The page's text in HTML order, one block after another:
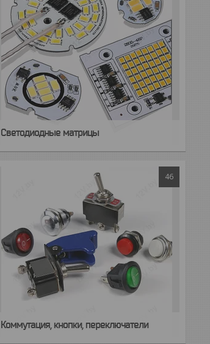
Светодиодные матрицы
46
Коммутация, кнопки, переключатели